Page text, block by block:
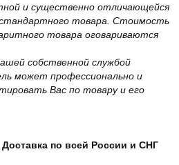
и существенно отличающейся
товара. Стоимость
товара оговариваются
собственной службой
может профессионально и
Вас по товару и его
по всей России и СНГ